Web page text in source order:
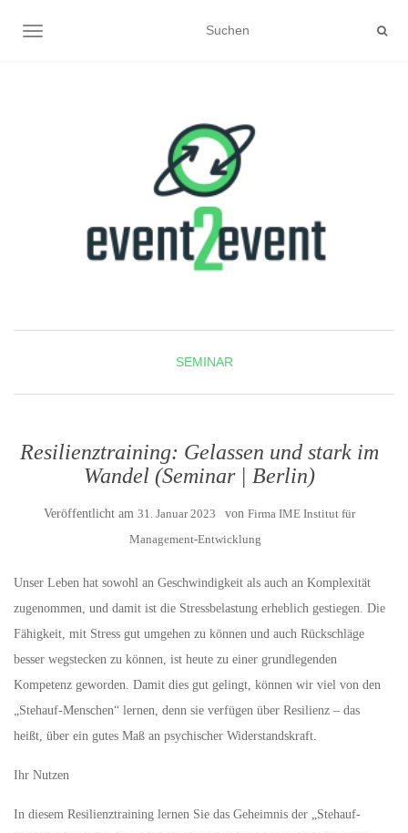
NAVIGATION UMSCHALTEN
SEMINAR
Resilienztraining: Gelassen und stark im
Wandel (Seminar | Berlin)
Veröffentlicht am 31. Januar 2023 von Firma IME Institut für
Management-Entwicklung
Unser Leben hat sowohl an Geschwindigkeit als auch an Komplexität
zugenommen, und damit ist die Stressbelastung erheblich gestiegen. Die
Fähigkeit, mit Stress gut umgehen zu können und auch Rückschläge
besser wegstecken zu können, ist heute zu einer grundlegenden
Kompetenz geworden. Damit dies gut gelingt, können wir viel von den
„Stehauf-Menschen“ lernen, denn sie verfügen über Resilienz – das
heißt, über ein gutes Maß an psychischer Widerstandskraft.
Ihr Nutzen
In diesem Resilienztraining lernen Sie das Geheimnis der „Stehauf-